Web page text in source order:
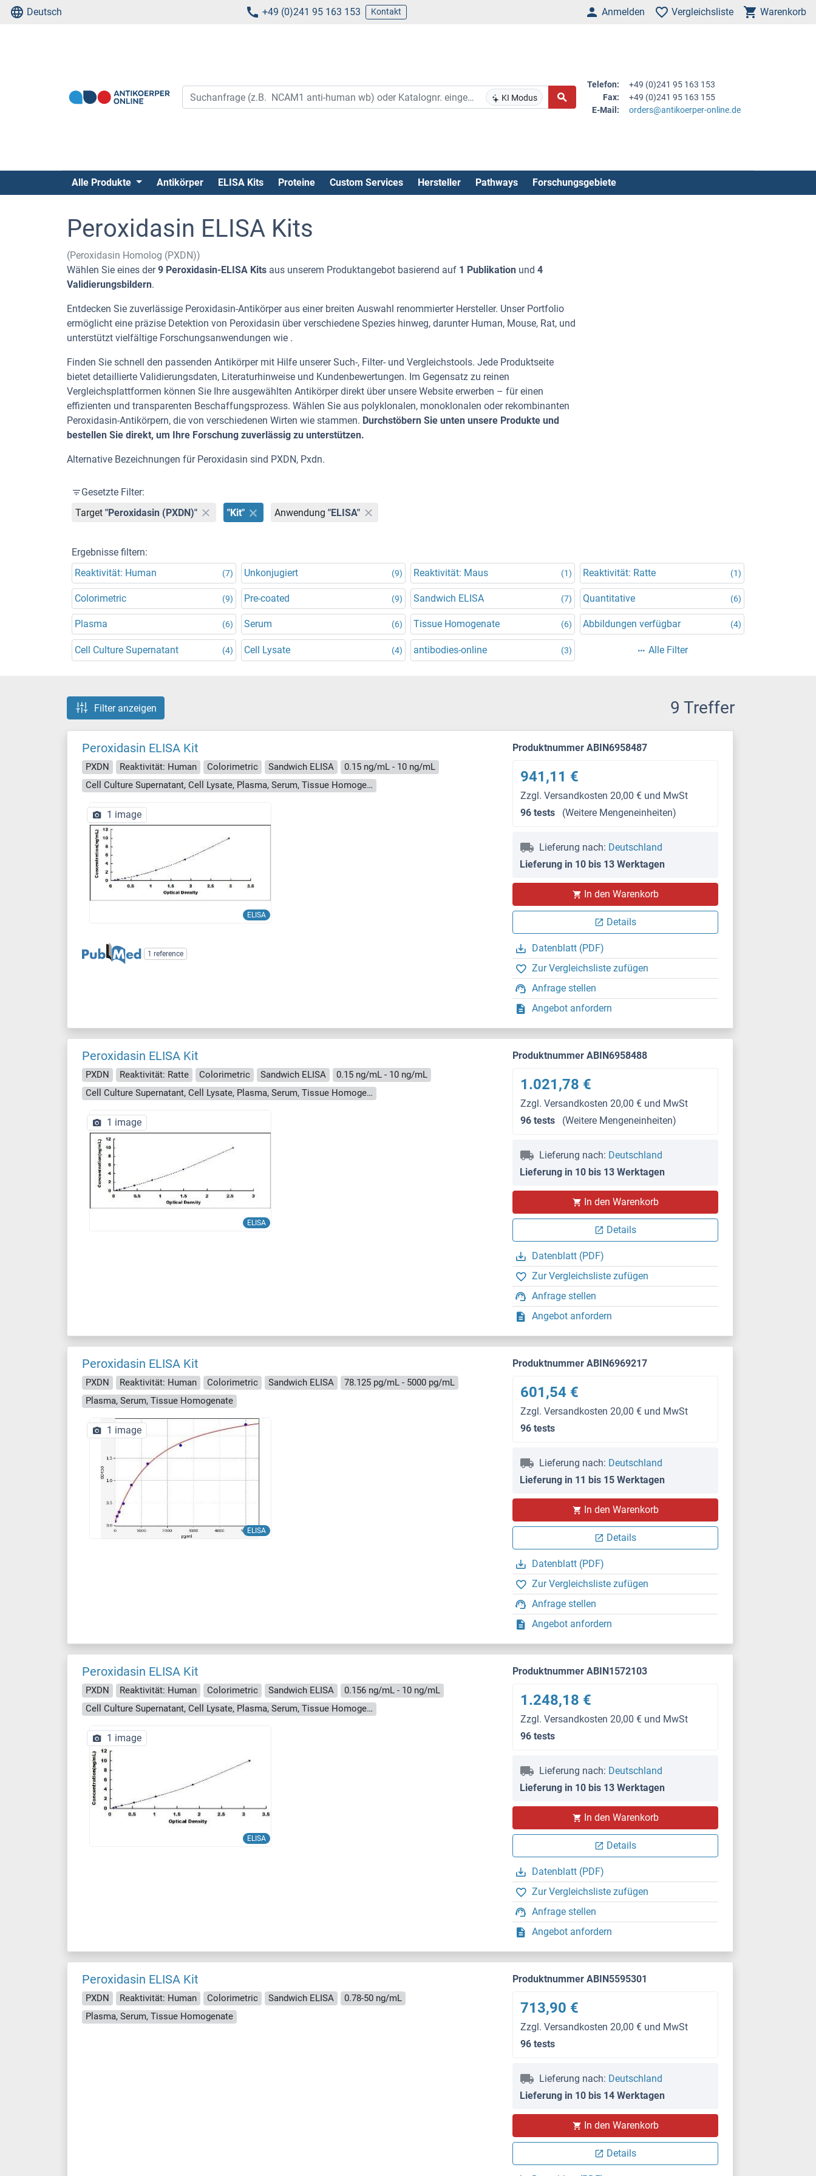
Deutsch +49 (0)241 95 163 153 Kontakt Anmelden Vergleichsliste Warenkorb
KI Modus
Telefon:
+49 (0)241 95 163 153
Fax:
+49 (0)241 95 163 155
E-Mail:
orders@antikoerper-online.de
Alle Produkte Antikörper ELISA Kits Proteine Custom Services Hersteller Pathways Forschungsgebiete
Peroxidasin ELISA Kits
(Peroxidasin Homolog (PXDN))
Wählen Sie eines der9 Peroxidasin-ELISA Kits aus unserem Produktangebot basierend auf 1 Publikation und 4
Validierungsbildern.
Entdecken Sie zuverlässige Peroxidasin-Antikörper aus einer breiten Auswahl renommierter Hersteller. Unser Portfolio
ermöglicht eine präzise Detektion von Peroxidasin über verschiedene Spezies hinweg, darunter Human, Mouse, Rat, und
unterstützt vielfältige Forschungsanwendungen wie .
Finden Sie schnell den passenden Antikörper mit Hilfe unserer Such-, Filter- und Vergleichstools. Jede Produktseite
bietet detaillierte Validierungsdaten, Literaturhinweise und Kundenbewertungen. Im Gegensatz zu reinen
Vergleichsplattformen können Sie Ihre ausgewählten Antikörper direkt über unsere Website erwerben – für einen
effizienten und transparenten Beschaffungsprozess. Wählen Sie aus polyklonalen, monoklonalen oder rekombinanten
Peroxidasin-Antikörpern, die von verschiedenen Wirten wie stammen. Durchstöbern Sie unten unsere Produkte und
bestellen Sie direkt, um Ihre Forschung zuverlässig zu unterstützen.
Alternative Bezeichnungen für Peroxidasin sind PXDN, Pxdn.
Gesetzte Filter:
Target "Peroxidasin (PXDN)" "Kit" Anwendung "ELISA"
Ergebnisse filtern:
Reaktivität: Human
(7) Unkonjugiert (9) Reaktivität: Maus (1) Reaktivität: Ratte (1)
Colorimetric (9) Pre-coated (9) Sandwich ELISA (7) Quantitative (6)
Plasma (6) Serum (6) Tissue Homogenate (6) Abbildungen verfügbar (4)
Cell Culture Supernatant (4) Cell Lysate (4) antibodies-online (3) Alle Filter
Filter anzeigen 9 Treffer
Peroxidasin ELISA Kit
PXDN Reaktivität: Human Colorimetric Sandwich ELISA
0.15 ng/mL - 10 ng/mL
Cell Culture Supernatant, Cell Lysate, Plasma, Serum, Tissue Homogenate
ELISA
1 image
1 reference
Produktnummer ABIN6958487
941,11 €
Zzgl. Versandkosten 20,00 € und MwSt
96 tests
(Weitere Mengeneinheiten)
Lieferung nach: Deutschland
Lieferung in 10 bis 13 Werktagen
In den Warenkorb
Details
Datenblatt (PDF)
Zur Vergleichsliste zufügen
Anfrage stellen
Angebot anfordern
Peroxidasin ELISA Kit
PXDN Reaktivität: Ratte Colorimetric Sandwich ELISA
0.15 ng/mL - 10 ng/mL
Cell Culture Supernatant, Cell Lysate, Plasma, Serum, Tissue Homogenate
ELISA
1 image
Produktnummer ABIN6958488
1.021,78 €
Zzgl. Versandkosten 20,00 € und MwSt
96 tests
(Weitere Mengeneinheiten)
Lieferung nach: Deutschland
Lieferung in 10 bis 13 Werktagen
In den Warenkorb
Details
Datenblatt (PDF)
Zur Vergleichsliste zufügen
Anfrage stellen
Angebot anfordern
Peroxidasin ELISA Kit
PXDN Reaktivität: Human Colorimetric Sandwich ELISA
78.125 pg/mL - 5000 pg/mL
Plasma, Serum, Tissue Homogenate
ELISA
1 image
Produktnummer ABIN6969217
601,54 €
Zzgl. Versandkosten 20,00 € und MwSt
96 tests
Lieferung nach: Deutschland
Lieferung in 11 bis 15 Werktagen
In den Warenkorb
Details
Datenblatt (PDF)
Zur Vergleichsliste zufügen
Anfrage stellen
Angebot anfordern
Peroxidasin ELISA Kit
PXDN Reaktivität: Human Colorimetric Sandwich ELISA
0.156 ng/mL - 10 ng/mL
Cell Culture Supernatant, Cell Lysate, Plasma, Serum, Tissue Homogenate
ELISA
1 image
Produktnummer ABIN1572103
1.248,18 €
Zzgl. Versandkosten 20,00 € und MwSt
96 tests
Lieferung nach: Deutschland
Lieferung in 10 bis 13 Werktagen
In den Warenkorb
Details
Datenblatt (PDF)
Zur Vergleichsliste zufügen
Anfrage stellen
Angebot anfordern
Peroxidasin ELISA Kit
PXDN Reaktivität: Human Colorimetric Sandwich ELISA
0.78-50 ng/mL
Plasma, Serum, Tissue Homogenate
Produktnummer ABIN5595301
713,90 €
Zzgl. Versandkosten 20,00 € und MwSt
96 tests
Lieferung nach: Deutschland
Lieferung in 10 bis 14 Werktagen
In den Warenkorb
Details